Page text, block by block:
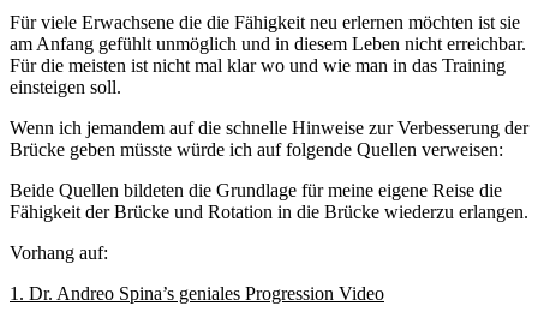
Für viele Erwachsene die die Fähigkeit neu erlernen möchten ist sie
am Anfang gefühlt unmöglich und in diesem Leben nicht erreichbar.
Für die meisten ist nicht mal klar wo und wie man in das Training
einsteigen soll.
Wenn ich jemandem auf die schnelle Hinweise zur Verbesserung der
Brücke geben müsste würde ich auf folgende Quellen verweisen:
Beide Quellen bildeten die Grundlage für meine eigene Reise die
Fähigkeit der Brücke und Rotation in die Brücke wiederzu erlangen.
Vorhang auf:
1. Dr. Andreo Spina’s geniales Progression Video